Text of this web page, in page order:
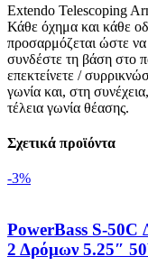
Extendo Telescoping
Κάθε όχημα και κάθε
προσαρμόζεται ώστε
συνδέστε τη βάση στο
επεκτείνετε /
γωνία και, στη
τέλεια γωνία θέασης.
Σχετικά προϊόντα
-3%
PowerBass S-50C
2 Δρόμων 5.25″